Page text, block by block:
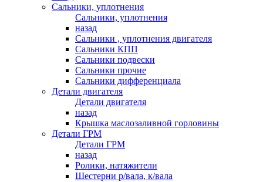
Сальники, уплотнения
Сальники, уплотнения
назад
Сальники , уплотнения двигателя
Сальники КПП
Сальники подвески
Сальники прочие
Сальники дифференциала
Детали двигателя
Детали двигателя
назад
Крышка маслозаливной горловины
Детали ГРМ
Детали ГРМ
назад
Ролики, натяжители
Шестерни р/вала, к/вала